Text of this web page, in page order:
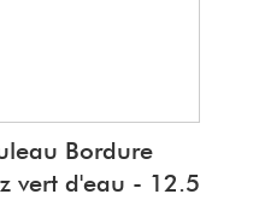
Bordure
vert d'eau - 12.5